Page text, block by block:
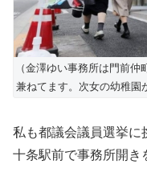
（金澤ゆい事務所は門前
兼ねてます。次女の幼稚園
私も都議会議員選挙に
十条駅前で事務所開き